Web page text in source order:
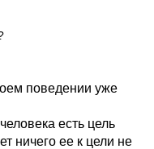
поведении уже
есть цель
ничего ее к цели не